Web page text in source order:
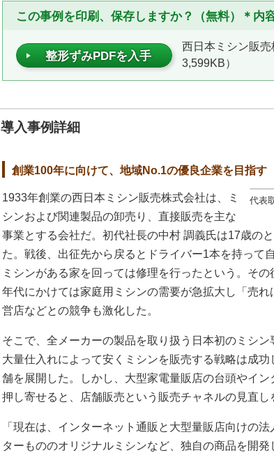
この事例を印刷、保存しますか？（無料）＊内
整形ずみPDFを入手
西日本ミシン販売
3,599KB）
導入事例詳細
創業100年に向けて、地域No.1の優良企業を目指す
代表
1933年創業の西日本ミシン販売株式会社は、ミ
シンおよび関連製品の卸売り、直接販売を主な
事業とする会社だ。初代社長の中村 調義氏は17歳の
た。戦後、出征先から戻るとドライバー1本を持って
ミシンがある家を回っては修理を行ったという。そ
年代にかけては家庭用ミシンの需要が急拡大し「売
営店などとの競争も激化した。
そこで、全メーカーの製品を取り扱う日本初のミシン
大量仕入れによって安くミシンを販売する戦略は成
舗を展開した。しかし、大型家電量販店の台頭やイ
押し寄せると、店舗販売という販売チャネルの見直し
「現在は、インターネット通販と大型量販店向けの
ターもののオリジナルミシンなど、独自の商品を開